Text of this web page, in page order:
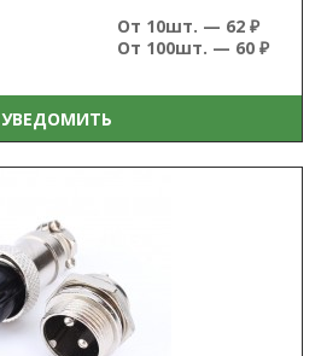
От 10шт. — 62 ₽
От 100шт. — 60 ₽
УВЕДОМИТЬ